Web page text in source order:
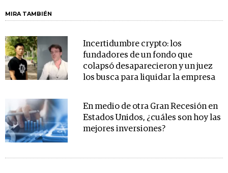
MIRA TAMBIÉN
Incertidumbre crypto: los
fundadores de un fondo que
colapsó desaparecieron y un juez
los busca para liquidar la empresa
En medio de otra Gran Recesión en
Estados Unidos, ¿cuáles son hoy las
mejores inversiones?